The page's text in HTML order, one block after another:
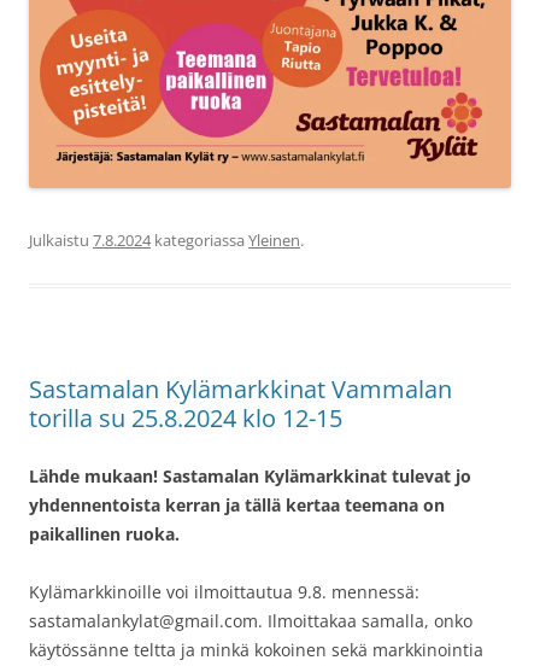
Julkaistu 7.8.2024kategoriassa Yleinen.
Sastamalan Kylämarkkinat Vammalan
torilla su 25.8.2024 klo 12-15
Lähde mukaan! Sastamalan Kylämarkkinat tulevat jo
yhdennentoista kerran ja tällä kertaa teemana on
paikallinen ruoka.
Kylämarkkinoille voi ilmoittautua 9.8. mennessä:
sastamalankylat@gmail.com. Ilmoittakaa samalla, onko
käytössänne teltta ja minkä kokoinen sekä markkinointia